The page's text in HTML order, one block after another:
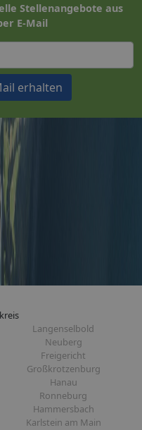
Stellenangebote aus
E-Mail
erhalten
Langenselbold
Neuberg
Freigericht
Großkrotzenburg
Hanau
Ronneburg
Hammersbach
Karlstein am Main